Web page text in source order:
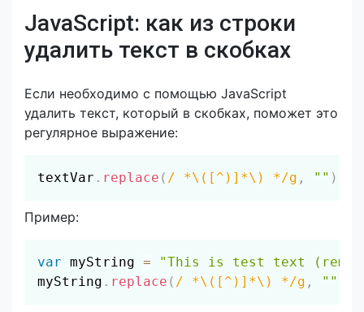
JavaScript: как из строки
удалить текст в скобках
Если необходимо с помощью JavaScript
удалить текст, который в скобках, поможет это
регулярное выражение:
textVar . replace ( / *\([^)]*\) */g , "" )
Скопировать
Пример:
var myString =
"This is test text
myString . replace ( / *\([^)]*\) */g , ""
Скопировать